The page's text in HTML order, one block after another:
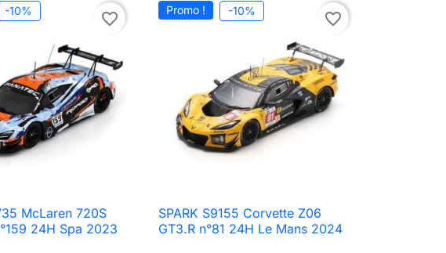
-10% favorite_border
rapide
McLaren 720S
24H Spa 2023
Promo ! -10% favorite_border
 Aperçu rapide
SPARK S9155 Corvette Z06
GT3.R n°81 24H Le Mans 2024